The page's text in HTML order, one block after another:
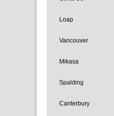
Loap
Vancouver
Mikasa
Spalding
Canterbury